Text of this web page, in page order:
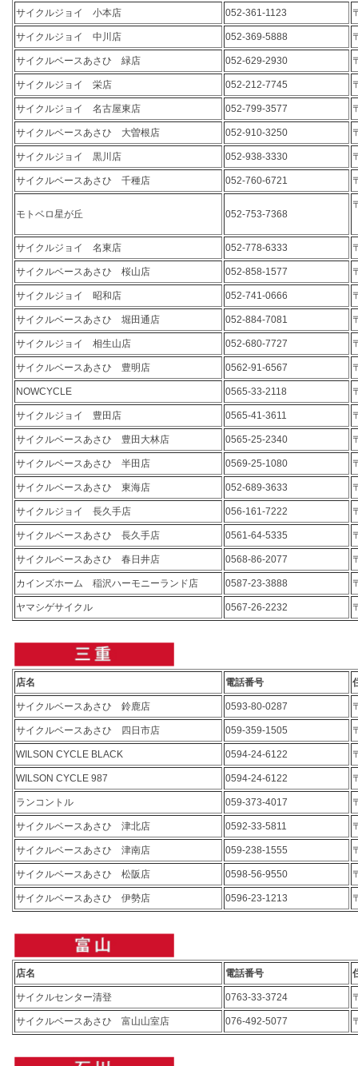
サイクルジョイ 小本店 052-361-1123
サイクルジョイ 中川店 052-369-5888
サイクルベースあさひ 緑店 052-629-2930
サイクルジョイ 栄店 052-212-7745
サイクルジョイ 名古屋東店 052-799-3577
サイクルベースあさひ 大曽根店 052-910-3250
サイクルジョイ 黒川店 052-938-3330
サイクルベースあさひ 千種店 052-760-6721
モトベロ星が丘 052-753-7368
サイクルジョイ 名東店 052-778-6333
サイクルベースあさひ 桜山店 052-858-1577
サイクルジョイ 昭和店 052-741-0666
サイクルベースあさひ 堀田通店 052-884-7081
サイクルジョイ 相生山店 052-680-7727
サイクルベースあさひ 豊明店 0562-91-6567
NOWCYCLE 0565-33-2118
サイクルジョイ 豊田店 0565-41-3611
サイクルベースあさひ 豊田大林店 0565-25-2340
サイクルベースあさひ 半田店 0569-25-1080
サイクルベースあさひ 東海店 052-689-3633
サイクルジョイ 長久手店 056-161-7222
サイクルベースあさひ 長久手店 0561-64-5335
サイクルベースあさひ 春日井店 0568-86-2077
カインズホーム 稲沢ハーモニーランド店 0587-23-3888
ヤマシゲサイクル 0567-26-2232
店名 電話番号
サイクルベースあさひ 鈴鹿店 0593-80-0287
サイクルベースあさひ 四日市店 059-359-1505
WILSON CYCLE BLACK 0594-24-6122
WILSON CYCLE 987 0594-24-6122
ランコントル 059-373-4017
サイクルベースあさひ 津北店 0592-33-5811
サイクルベースあさひ 津南店 059-238-1555
サイクルベースあさひ 松阪店 0598-56-9550
サイクルベースあさひ 伊勢店 0596-23-1213
店名 電話番号
サイクルセンター清登 0763-33-3724
サイクルベースあさひ 富山山室店 076-492-5077